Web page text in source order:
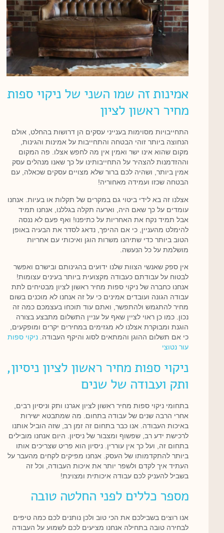
אמינות זה שמו השני של ניקוי ספות
מחיר ראשון לציון
התחייבויות מסוימות בענייני עסקים הן דרושות בהחלט, אולם
הנחוצה ביותר זוהי הבטחה והתחייבות על אמינות והגינות,
מקום שהוא אינו ישר ואמין אין מה לחפש אצלו. פה המקום
וההזדמנות להצהיר על התחייבותינו על כך שאנו מנהלים עסק
אמין ביותר, ושהיה לכם ברור שלא מצויים עסקים שכאלה, עם
הבטחה שכזו ועמידה מאחוריה!
אצלנו זה בא לידי ביטוי גם במקרים של תקלות או בעיות. אנחנו
עומדים על כך שאם היה, וארעה תקלה בגללנו, אנחנו תמיד
אבל תמיד נקח את האחריות על כתיפנו! ואף פעם לא ננסה
להימלט מהעניין, כי אם ההיפך, נדאג לסדר את הבעיה באופן
הטוב ביותר כדי שתיהנו משרות הוגן ואיכותי עם אחריות
מושלמת על כל הנעשה.
אין ספק שאנשי הצוות שלנו ידועים בהגינותם ובישרם ואפשר
לבטוח על עבודתם כעבודה מקצועית ביותר בעינים עצומות!
אנחנו כחברה של ניקוי ספות מחיר ראשון לציון מבטיחים לתת
עבודה הגונה ועובדים אמינים כי על זה אנחנו לא מוכנים בשום
מחיר להתגמש ולהתפשר, ואתם עוד תוכחו בעצמכם כמה זה
נכון. כמו כן ראוי לציין שאף על עניין התשלום מתבצע בצורה
הוגנת ומבוקרת אצלנו לא מגזימים במחירים יקרים ומופקעים,
כי אם תשלום ההוגן והמתאים לסוג והיקף העבודה. ניקוי ספות
עור נטוצי
ניקוי ספות מחיר ראשון לציון ניסיון,
ותק ועבודה של שנים
בתחומי ניקוי ספות מחיר ראשון לציון אגרנו ותק וניסיון רבים,
אחרי הרבה שנים של עבודה בתחום. מה שמתבטא ישירות
באיכות העבודה. אנו כבר בתחום זה זמן רב, שזה הוביל אותנו
לרכישת ידע רב, שפשוף ומצבור של ניסיון. היום אנחנו מובילים
בתחום זה, ועל כך אין עוררין. ניסיון הוא פריט שצריכים אותו
ביותר להתקדמותו של העסק. אנחנו מפיקים לקחים מהעבר על
העתיד איך לקדם ולשפר יותר את איכות העבודה, וכל זה
בשביל להעניק לכם עבודה איכותית ומצוינת!
מספר כללים לפני החלטה טובה
אנו רוצים בשבילכם את הכי טוב ולכן נותנים לכם כמה טיפים
לבחירה טובה בתחילה אנחנו מציעים לכם לשמוע על העבודה